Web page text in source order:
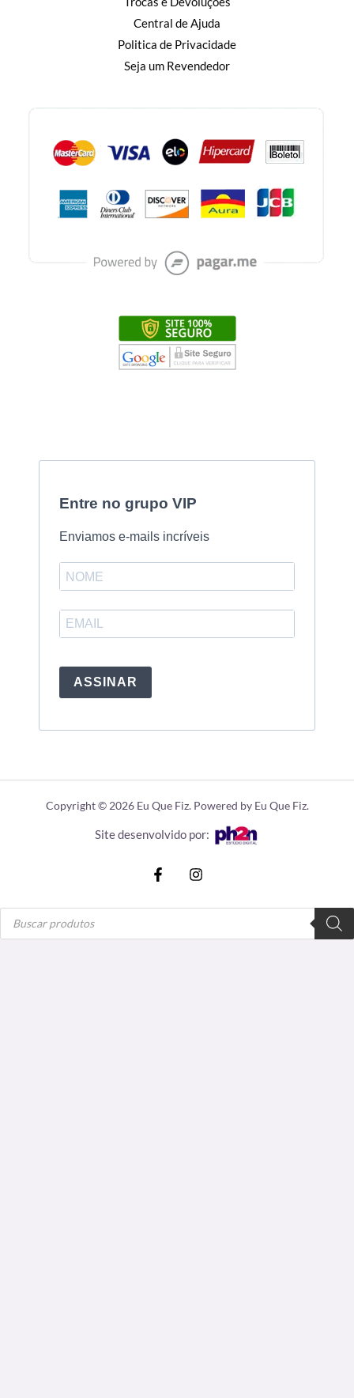
Central de Ajuda
Politica de Privacidade
Seja um Revendedor
Entre no grupo VIP
Enviamos e-mails incríveis
ASSINAR
Copyright © 2026 Eu Que Fiz. Powered by Eu Que Fiz.
Site desenvolvido por:
Pesquisar
produtos